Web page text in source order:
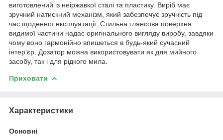
виготовлений із неіржавкої сталі та пластику. Виріб має
зручний натискний механізм, який забезпечує зручність під
час щоденної експлуатації. Стильна глянсова поверхня
видимої частини надає оригінального вигляду виробу, завдяки
чому воно гармонійно впишеться в будь-який сучасний
інтер'єр. Дозатор можна використовувати як для мийного
засобу, так і для рідкого мила.
Приховати
Характеристики
Основні